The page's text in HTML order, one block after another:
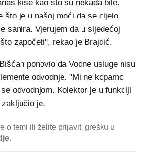
kiše kao što su nekada bile.
što je u našoj moći da se cijelo
sanira. Vjerujem da u sljedećoj
započeti", rekao je Brajdić.
ponovio da Vodne usluge nisu
odvodnje. "Mi ne kopamo
odvodnjom. Kolektor je u funkciji
je.
o temi ili želite prijaviti grešku u
.